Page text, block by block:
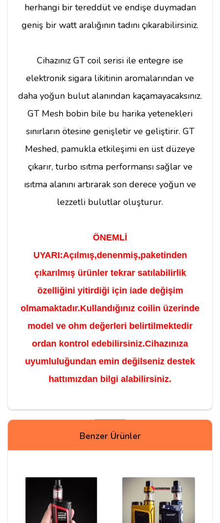
herhangi bir tereddüt ve endişe duymadan
geniş bir watt aralığının tadını çıkarabilirsiniz.
Cihazınız GT coil serisi ile entegre ise
elektronik sigara likitinin aromalarından ve
daha yoğun bulut alanından kaçamayacaksınız.
GT Mesh bobin bile bu harika yetenekleri
sınırların ötesine genişletir ve geliştirir. GT
Meshed, pamukla etkileşimi en üst düzeye
çıkarır, turbo ısıtma performansı sağlar ve
ısıtma alanını artırarak son derece yoğun ve
lezzetli bulutlar oluşturur.
ÖNEMLİ
UYARI:Açılmış,denenmiş,paketinden
çıkarılmış ürünler tekrar satılabilirlik
özelliğini yitirdiği için iade değişim
olmamaktadır.Kullandığınız coilin üzerinde
model ve ohm değerleri belirtilmektedir
ordan kontrol edebilirsiniz.Cihazınıza
uyumluluğundan emin değilseniz destek
hattımızdan bilgi alabilirsiniz.
Gt Mesh Modeli Uzun Süredir Stoklarda Yok. Bu
Yüzden Yıllardır Siz Yaptığımız Alışverişi Yapamaz
Olduk. Likiti Başka Yerden Coili Başka Yerden Alıyoruz.
Umarım Getirirsiniz.
Benzer Ürünler